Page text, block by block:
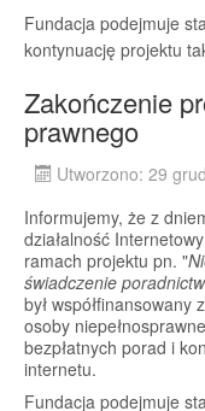
Fundacja podejmuje
kontynuację projektu
Zakończenie
prawnego
Utworzono: 29
Informujemy, że z
działalność
ramach projektu pn. "
świadczenie
był
osoby
bezpłatnych porad i
internetu.
Fundacja podejmuje